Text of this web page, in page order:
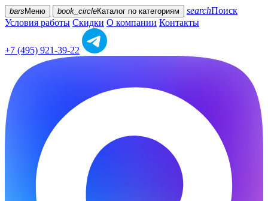
bars Меню book_circleКаталог по категориям searchПоиск
Условия работы Скидки О компании Контакты
+7 (495) 921-39-22